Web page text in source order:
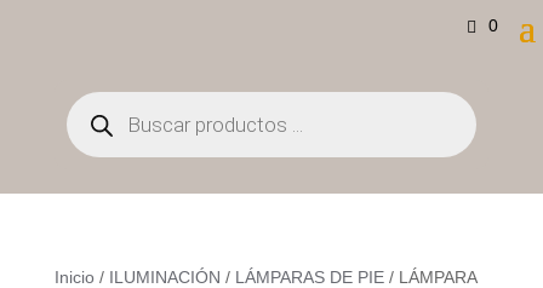
0
Búsqueda
de
productos
Inicio/ ILUMINACIÓN / LÁMPARAS DE PIE/ LÁMPARA